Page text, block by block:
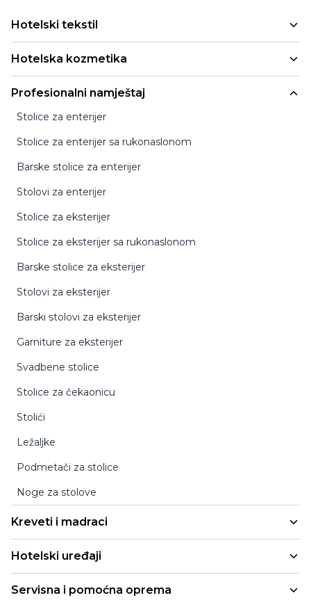
Hotelski tekstil
Jastuci i jorgani
Deke i prekrivači
Posteljina
Bademantili
Papuče
Hotelska kozmetika
Profesionalni namještaj
Stolice za enterijer
Stolice za enterijer sa rukonaslonom
Barske stolice za enterijer
Stolovi za enterijer
Stolice za eksterijer
Stolice za eksterijer sa rukonaslonom
Barske stolice za eksterijer
Stolovi za eksterijer
Barski stolovi za eksterijer
Garniture za eksterijer
Svadbene stolice
Stolice za čekaonicu
Stolići
Ležaljke
Podmetači za stolice
Noge za stolove
Kreveti i madraci
Madraci
Pomoćni mobilni kreveti
Hotelski uređaji
Servisna i pomoćna oprema